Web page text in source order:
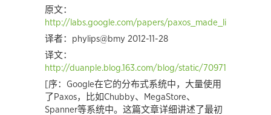
原文：
http://labs.google.com/papers/paxos_made_live.pdf
译者：phylips@bmy 2012-11-28
译文：
http://duanple.blog.163.com/blog/static/
[序：Google在它的分布式系统中，大量使用
了Paxos，比如Chubby、MegaStore、
Spanner等系统中。这篇文章详细讲述了最初